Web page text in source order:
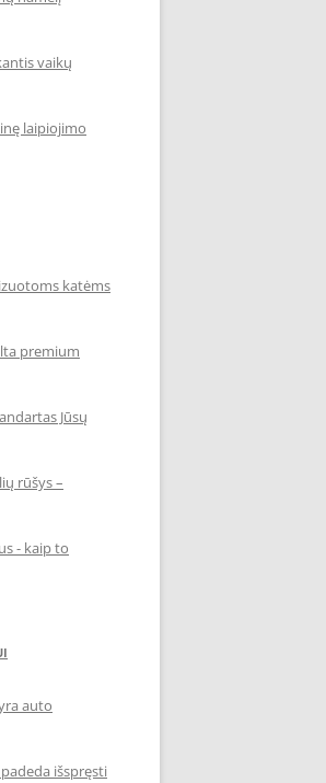
vaikų
laipiojimo
katėms
premium
Jūsų
rūšys –
- kaip to
auto
išspręsti